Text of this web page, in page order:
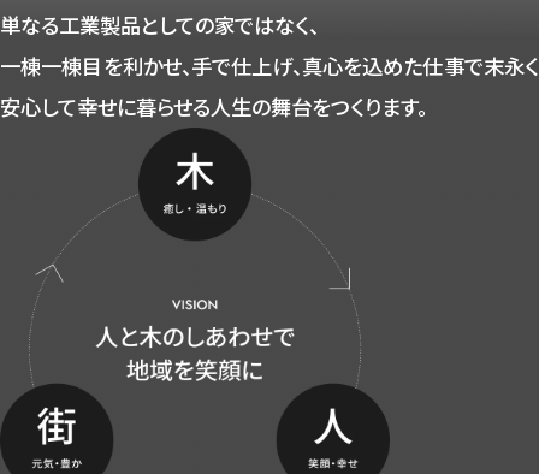
単なる工業製品としての家ではなく、
一棟一棟目を利かせ、手で仕上げ、真心を込めた仕事で末永く
安心して幸せに暮らせる人生の舞台をつくります。